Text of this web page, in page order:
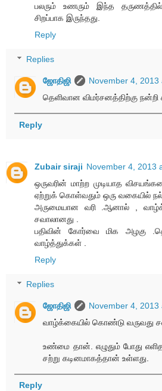
பலரும் உணரும் இந்த
சிறப்பாக இருந்தது.
Reply
Replies
ஜோதிஜி
November 4, 2013
தெளிவான விமர்சனத்திற்கு நன்றி
Reply
Zubair siraji November 4, 2013
ஒருவரின் மாற்ற முடியாத
ஏற்றுக் கொள்வதும் ஒரு வகையில்
அருமையான வரி .ஆனால் ,
சவாலானது .
பதிவின் கோர்வை மிக அழகு
வாழ்த்துக்கள் .
Reply
Replies
ஜோதிஜி
November 4, 2013
வாழ்க்கையில் கொண்டு வருவது
உண்மை தான். எழுதும் போது
சற்று கடினமாகத்தான் உள்ளது.
Reply